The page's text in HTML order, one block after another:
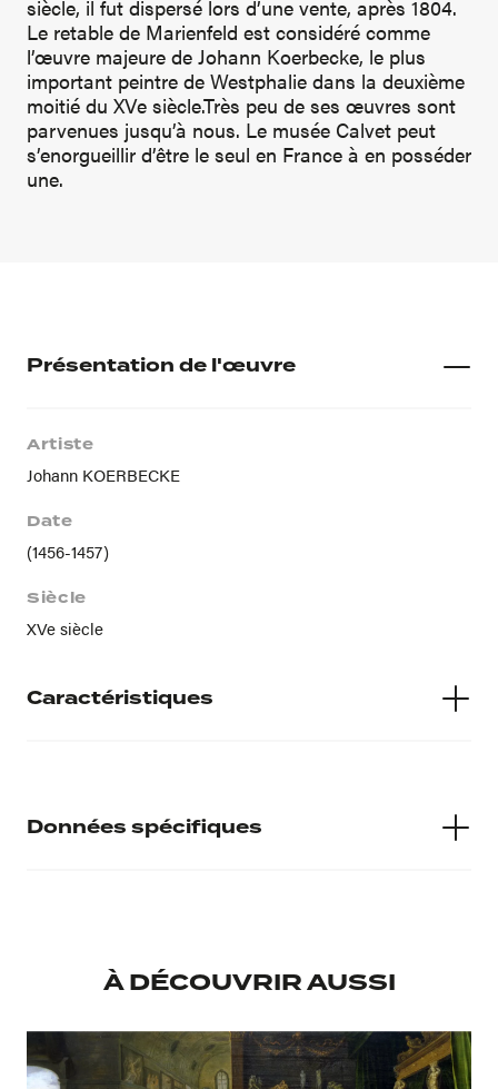
siècle, il fut dispersé lors d’une vente, après 1804.
Le retable de Marienfeld est considéré comme
l’œuvre majeure de Johann Koerbecke, le plus
important peintre de Westphalie dans la deuxième
moitié du XVe siècle.Très peu de ses œuvres sont
parvenues jusqu’à nous. Le musée Calvet peut
s’enorgueillir d’être le seul en France à en posséder
une.
Présentation de l'œuvre
Artiste
Johann KOERBECKE
Date
(1456-1457)
Siècle
XVe siècle
Caractéristiques
Données spécifiques
Musée d'accueil
Provenance
À DÉCOUVRIR AUSSI